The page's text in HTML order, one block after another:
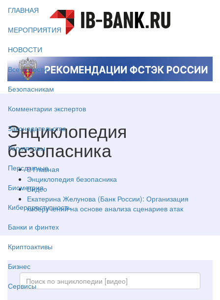
ГЛАВНАЯ
МЕРОПРИЯТИЯ
НОВОСТИ
Все новости
Безопасникам
Комментарии экспертов
Законодательство
Регуляторы
Персданные
Биометрия
Киберпреступность
Банки и финтех
Криптоактивы
Бизнес
Сервисы
Энциклопедия
безопасника
Главная
Энциклопедия безопасника
Видео
Екатерина Желунова (Банк России): Организация
киберучений на основе анализа сценариев атак